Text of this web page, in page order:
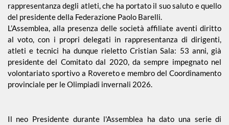
rappresentanza degli atleti, che ha portato il suo saluto e quello
del presidente della Federazione Paolo Barelli.
L’Assemblea, alla presenza delle società affiliate aventi diritto
al voto, con i propri delegati in rappresentanza di dirigenti,
atleti e tecnici ha dunque rieletto Cristian Sala: 53 anni, già
presidente del Comitato dal 2020, da sempre impegnato nel
volontariato sportivo a Rovereto e membro del Coordinamento
provinciale per le Olimpiadi invernali 2026.
Il neo Presidente durante l'Assemblea ha dato una serie di
Piscina 50 m
Qualificazione
Giovanile
Tuffi